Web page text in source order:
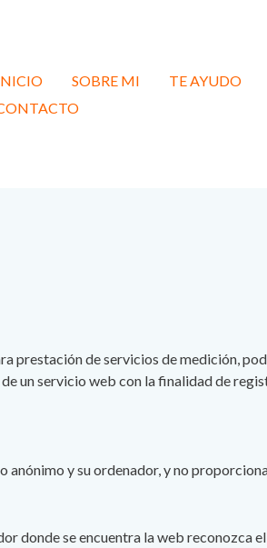
SOBRE MI TE AYUDO
prestación de servicios de medición,
un servicio web con la finalidad de
anónimo y su ordenador, y no
donde se encuentra la web reconozca